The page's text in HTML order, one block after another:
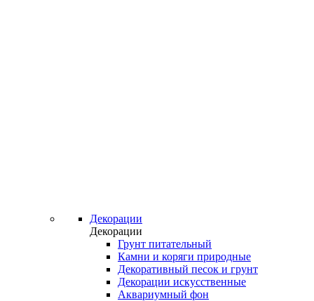
Декорации
Декорации
Грунт питательный
Камни и коряги природные
Декоративный песок и грунт
Декорации искусственные
Аквариумный фон